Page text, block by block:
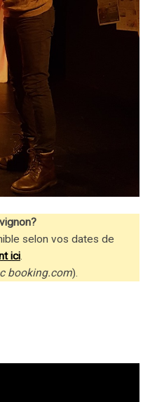
selon vos dates de
ici.
booking.com).